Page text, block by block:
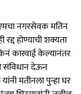
नगरसेवक मतिन
होण्याची शक्यता
कारवाई केल्यानंतर
संविधान देऊन
मतीनला पुन्हा घर